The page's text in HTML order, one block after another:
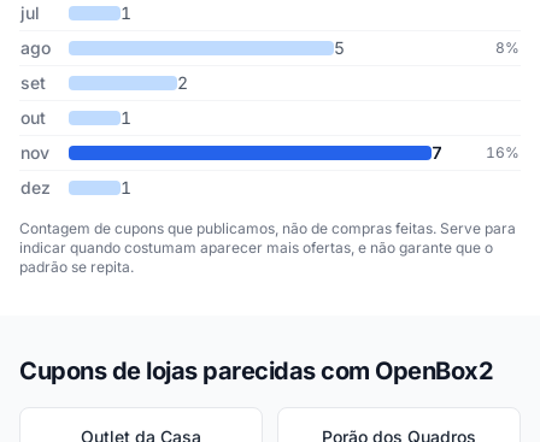
jul
1
ago
5 8%
set
2
out
1
nov
7 16%
dez 1
Contagem de cupons que publicamos, não de compras feitas. Serve para
indicar quando costumam aparecer mais ofertas, e não garante que o
padrão se repita.
Cupons de lojas parecidas com OpenBox2
Outlet da Casa Porão dos Quadros